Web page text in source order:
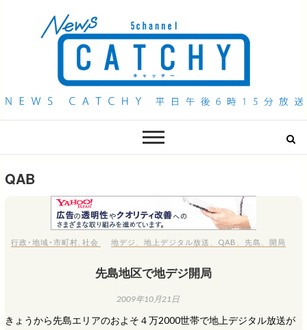
QAB NEWS Headline
QAB
行政･地域･市町村 社会 地デジ 地上デジタル放送 QAB 先島 開局
先島地区で地デジ開局
2009年10月21日
きょうから先島エリアのおよそ４万2000世帯で地上デジタル放送が